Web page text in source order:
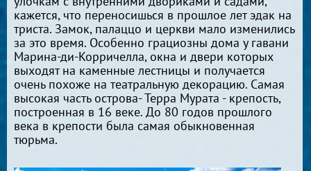
кажется, что переносишься в прошлое лет эдак на
триста. Замок, палаццо и церкви мало изменились
за это время. Особенно грациозны дома у гавани
Марина-ди-Корричелла, окна и двери которых
выходят на каменные лестницы и получается
очень похоже на театральную декорацию. Самая
высокая часть острова- Терра Мурата - крепость,
построенная в 16 веке. До 80 годов прошлого
века в крепости была самая обыкновенная
тюрьма.